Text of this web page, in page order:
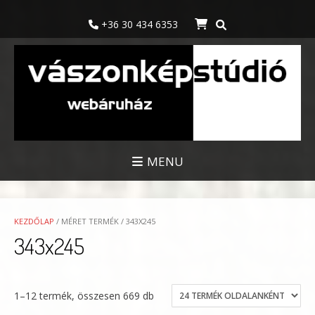
content
+36 30 434 6353
MENU
KEZDŐLAP / MÉRET TERMÉK / 343X245
343x245
1–12 termék, összesen 669 db